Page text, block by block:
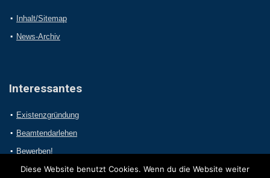
Inhalt/Sitemap
News-Archiv
Interessantes
Existenzgründung
Beamtendarlehen
Bewerben!
Diese Website benutzt Cookies. Wenn du die Website weiter